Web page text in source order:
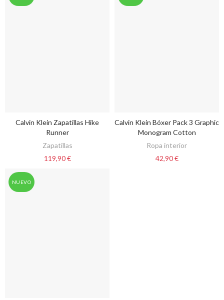
VER OPCIONES
Calvin Klein Zapatillas Hike
Runner
Zapatillas
119,90 €
VER OPCIONES
Calvin Klein Bóxer Pack 3 Graphic
Monogram Cotton
Ropa interior
42,90 €
NUEVO